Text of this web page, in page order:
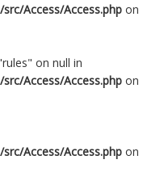
Access/Access.php on
on null in
Access/Access.php on
Access/Access.php on